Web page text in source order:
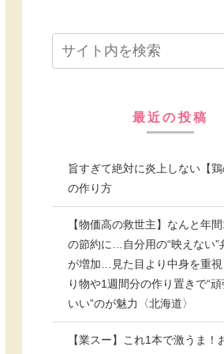
最近の投稿
旨すぎて絶対に炎上しない【鶏
の作り方
【物価高の救世主】なんと年
の節約に…自分用の“映えない”
が増加…見た目より中身を重
り物や1週間分の作り置きで“
いい”のが魅力〈北海道〉
【業スー】これ1本で激うま！